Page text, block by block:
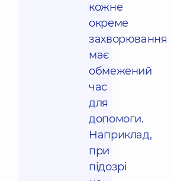
кожне
окреме
захворювання
має
обмежений
час
для
допомоги.
Наприклад,
при
підозрі